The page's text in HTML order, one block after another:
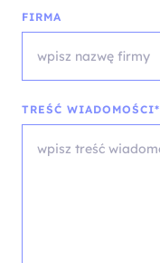
FIRMA
TREŚĆ WIADOMOŚCI*